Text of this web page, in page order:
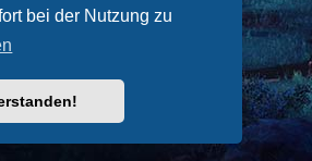
bei der Nutzung zu